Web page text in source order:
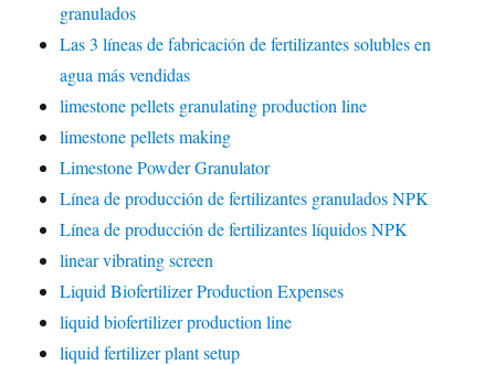
granulados
Las 3 líneas de fabricación de fertilizantes solubles en
agua más vendidas
limestone pellets granulating production line
limestone pellets making
Limestone Powder Granulator
Línea de producción de fertilizantes granulados NPK
Línea de producción de fertilizantes líquidos NPK
linear vibrating screen
Liquid Biofertilizer Production Expenses
liquid biofertilizer production line
liquid fertilizer plant setup